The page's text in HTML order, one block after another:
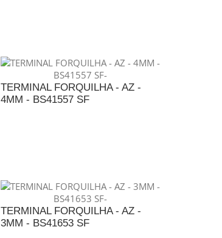
TERMINAL FORQUILHA - AZ -
4MM - BS41557 SF
TERMINAL FORQUILHA - AZ -
3MM - BS41653 SF